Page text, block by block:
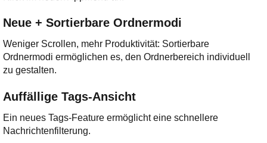
Neue + Sortierbare Ordnermodi
Weniger Scrollen, mehr Produktivität: Sortierbare
Ordnermodi ermöglichen es, den Ordnerbereich individuell
zu gestalten.
Auffällige Tags-Ansicht
Ein neues Tags-Feature ermöglicht eine schnellere
Nachrichtenfilterung.